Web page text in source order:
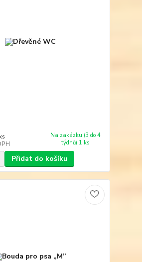
Na zakázku (3 do 4
týdnů) 1 ks
Přidat do košíku